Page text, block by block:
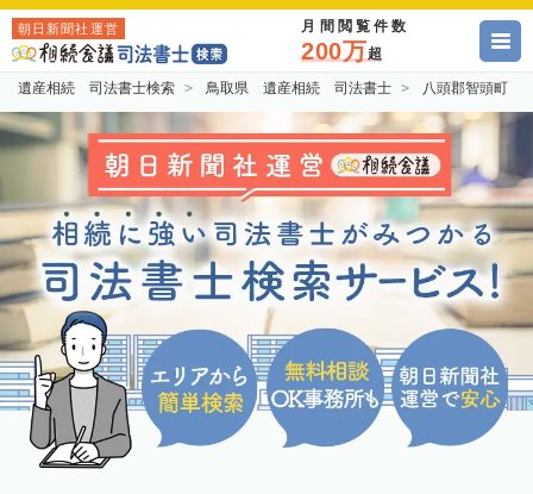
朝日新聞社運営 月間閲覧件数
200万超
遺産相続 司法書士検索 鳥取県 遺産相続 司法書士 八頭郡智頭町